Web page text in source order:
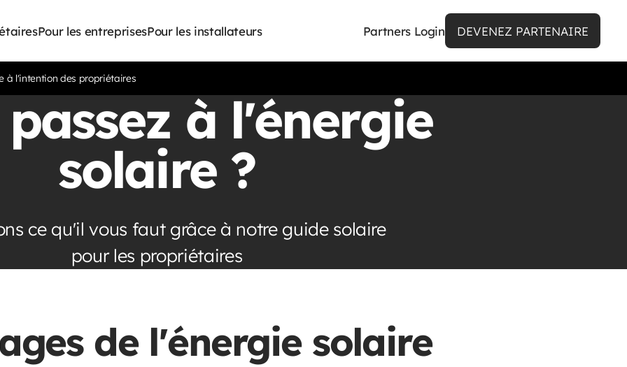
Pour les entreprisesPour les installateurs Partners Login DEVENEZ PARTENAIRE
à l'intention des propriétaires
à l'énergie
solaire ?
ce qu'il vous faut grâce à notre guide solaire
pour les propriétaires
de l'énergie solaire